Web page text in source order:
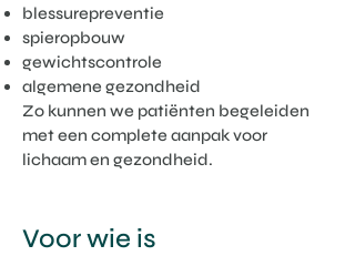
blessurepreventie
spieropbouw
gewichtscontrole
algemene gezondheid
Zo kunnen we patiënten begeleiden
met een complete aanpak voor
lichaam en gezondheid.
Voor wie is